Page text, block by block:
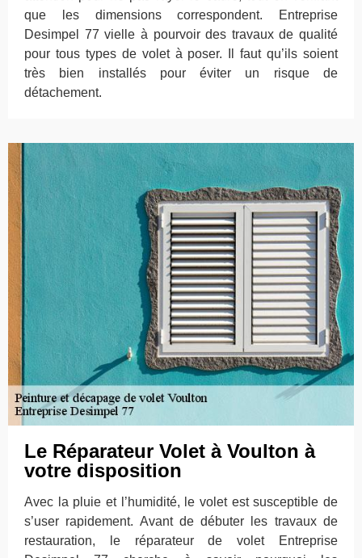
que les dimensions correspondent. Entreprise
Desimpel 77 vielle à pourvoir des travaux de qualité
pour tous types de volet à poser. Il faut qu’ils soient
très bien installés pour éviter un risque de
détachement.
Le Réparateur Volet à Voulton à
votre disposition
Avec la pluie et l’humidité, le volet est susceptible de
s’user rapidement. Avant de débuter les travaux de
restauration, le réparateur de volet Entreprise